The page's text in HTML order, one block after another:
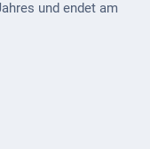
und endet am